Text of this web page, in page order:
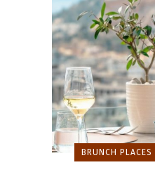
BRUNCH PLACES